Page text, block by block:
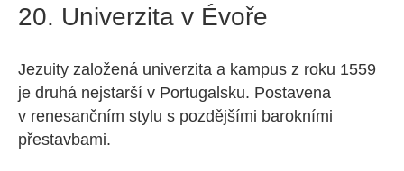
20. Univerzita v Évoře
Jezuity založená univerzita a kampus z roku 1559
je druhá nejstarší v Portugalsku. Postavena
v renesančním stylu s pozdějšími barokními
přestavbami.